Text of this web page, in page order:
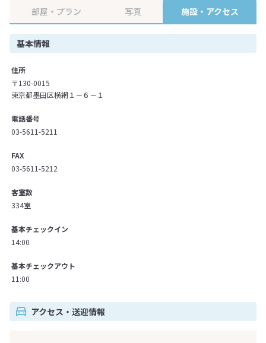
部屋・プラン 写真 施設・アクセス
基本情報
住所
〒130-0015
東京都墨田区横網１－６－１
電話番号
03-5611-5211
FAX
03-5611-5212
客室数
334室
基本チェックイン
14:00
基本チェックアウト
11:00
アクセス・送迎情報